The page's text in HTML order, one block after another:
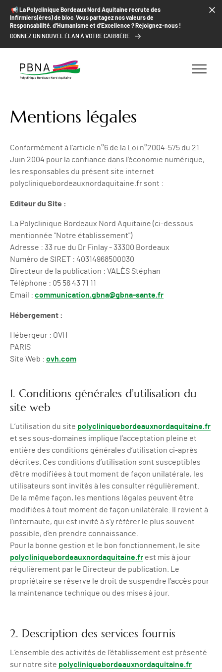
ALLER AU CONTENU
ALLER AU MENU
ALLER À LA RECHERCHE
📢​ La Polyclinique Bordeaux Nord Aquitaine recrute des
Infirmiers(ères) de bloc. Vous partagez nos valeurs de
Responsabilité, d’Humanisme et d’Excellence ? Rejoignez-nous !
DONNEZ UN NOUVEL ÉLAN À VOTRE CARRIÈRE
Mentions légales
Conformément à l’article n°6 de la Loi n°2004-575 du 21
Juin 2004 pour la confiance dans l’économie numérique,
les responsables du présent site internet
polycliniquebordeauxnordaquitaine.fr sont :
Editeur du Site :
La Polyclinique Bordeaux Nord Aquitaine (ci-dessous
mentionnée "Notre établissement")
Adresse : 33 rue du Dr Finlay - 33300 Bordeaux
Numéro de SIRET : 40314968500030
Directeur de la publication : VALÈS Stéphan
Téléphone : 05 56 43 71 11
Email : communication.gbna@gbna-sante.fr
Hébergement :
Hébergeur : OVH
PARIS
Site Web : ovh.com
1. Conditions générales d’utilisation du
site web
L’utilisation du site polycliniquebordeauxnordaquitaine.fr
et ses sous-domaines implique l’acceptation pleine et
entière des conditions générales d’utilisation ci-après
décrites. Ces conditions d’utilisation sont susceptibles
d’être modifiées à tout moment de façon unilatérale, les
utilisateurs sont invités à les consulter régulièrement.
De la même façon, les mentions légales peuvent être
modifiées à tout moment de façon unilatérale. Il revient à
l’internaute, qui est invité à s’y référer le plus souvent
possible, d’en prendre connaissance.
Pour la bonne gestion et le bon fonctionnement, le site
polycliniquebordeauxnordaquitaine.fr est mis à jour
régulièrement par le Directeur de publication. Le
propriétaire se réserve le droit de suspendre l’accès pour
la maintenance technique ou des mises à jour.
2. Description des services fournis
L’ensemble des activités de l’établissement est présenté
sur notre site polycliniquebordeauxnordaquitaine.fr